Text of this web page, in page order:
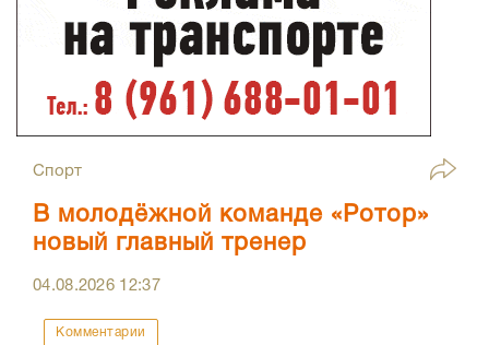
Спорт
В молодёжной команде «Ротор»
новый главный тренер
04.08.2026 12:37
Комментарии